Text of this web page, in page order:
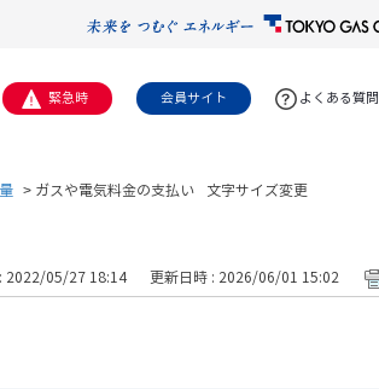
緊急時 会員サイト よくある質問
文字サイズ変更
> ガスや電気料金の支払い
2022/05/27 18:14 更新日時 : 2026/06/01 15:02